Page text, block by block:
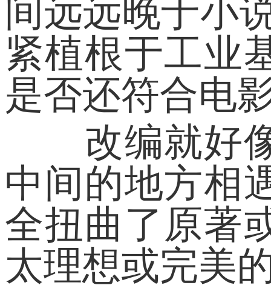
间远远晚于小
紧植根于工业
是否还符合电
改编就好像
中间的地方相
全扭曲了原著
太理想或完美